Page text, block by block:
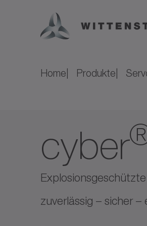
Home Produkte
cyber
zuverlässig – sicher –